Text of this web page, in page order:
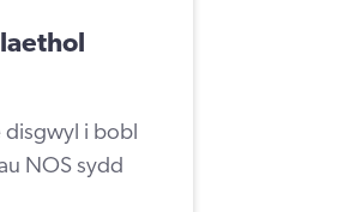
disgwyl i bobl
NOS sydd